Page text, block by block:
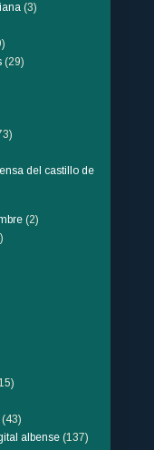
(3)
(29)
del castillo de
(2)
(43)
albense (137)